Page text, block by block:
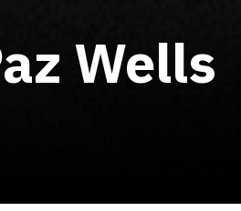
Wells